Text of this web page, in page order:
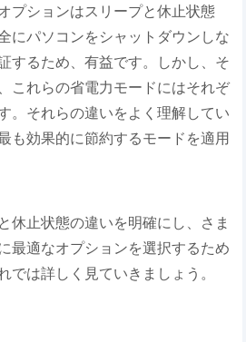
プションはスリープと休止状態
にパソコンをシャットダウンしな
するため、有益です。しかし、そ
これらの省電力モードにはそれぞ
。それらの違いをよく理解してい
も効果的に節約するモードを適用
休止状態の違いを明確にし、さま
最適なオプションを選択するため
では詳しく見ていきましょう。